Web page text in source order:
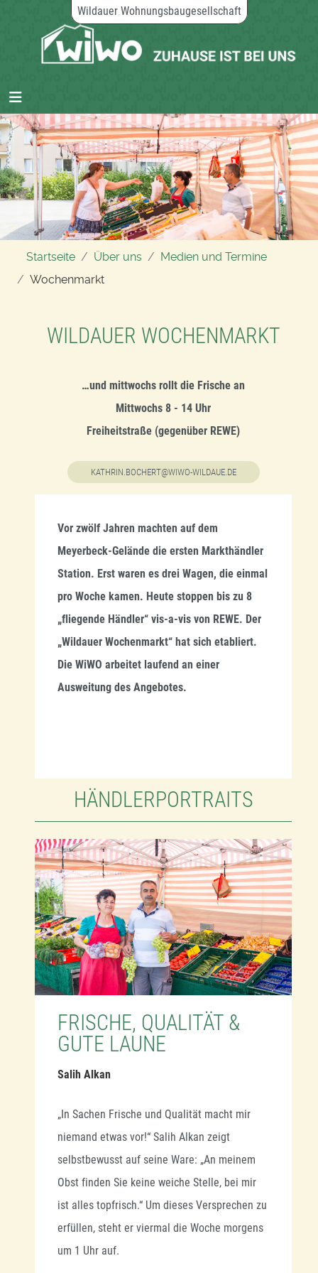
Wildauer Wohnungsbaugesellschaft
Startseite Über uns
Medien und Termine
Wochenmarkt
WILDAUER WOCHENMARKT
…und mittwochs rollt die Frische an
Mittwochs 8 - 14 Uhr
Freiheitstraße (gegenüber REWE)
KATHRIN.BOCHERT@WIWO-WILDAUE.DE
Vor zwölf Jahren machten auf dem
Meyerbeck-Gelände die ersten Markthändler
Station. Erst waren es drei Wagen, die einmal
pro Woche kamen. Heute stoppen bis zu 8
„fliegende Händler“ vis-a-vis von REWE. Der
„Wildauer Wochenmarkt“ hat sich etabliert.
Die WiWO arbeitet laufend an einer
Ausweitung des Angebotes.
HÄNDLERPORTRAITS
FRISCHE, QUALITÄT &
GUTE LAUNE
Salih Alkan
„In Sachen Frische und Qualität macht mir
niemand etwas vor!“ Salih Alkan zeigt
selbstbewusst auf seine Ware: „An meinem
Obst finden Sie keine weiche Stelle, bei mir
ist alles topfrisch.“ Um dieses Versprechen zu
erfüllen, steht er viermal die Woche morgens
um 1 Uhr auf.